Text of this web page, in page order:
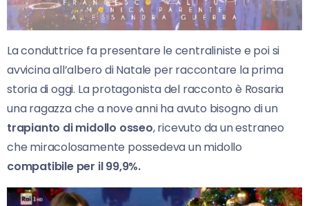
La conduttrice fa presentare le centraliniste e poi si
avvicina all’albero di Natale per raccontare la prima
storia di oggi. La protagonista del racconto è Rosaria
una ragazza che a nove anni ha avuto bisogno di un
trapianto di midollo osseo, ricevuto da un estraneo
che miracolosamente possedeva un midollo
compatibile per il 99,9%.